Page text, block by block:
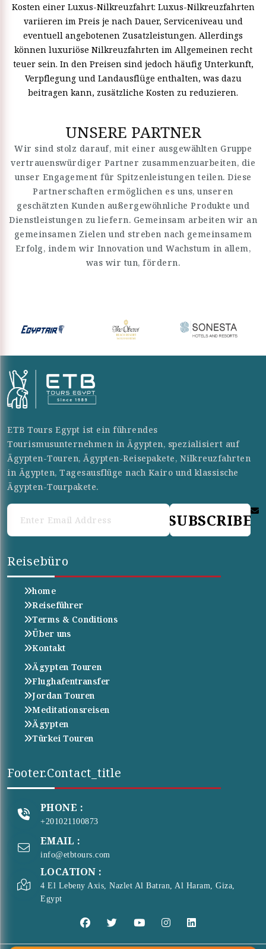
Kosten einer Luxus-Nilkreuzfahrt: Luxus-Nilkreuzfahrten
variieren im Preis je nach Dauer, Serviceniveau und
eventuell angebotenen Zusatzleistungen. Allerdings
können luxuriöse Nilkreuzfahrten im Allgemeinen recht
teuer sein. In den Preisen sind jedoch häufig Unterkunft,
Verpflegung und Landausflüge enthalten, was dazu
beitragen kann, zusätzliche Kosten zu reduzieren.
UNSERE PARTNER
Wir sind stolz darauf, mit einer ausgewählten Gruppe
vertrauenswürdiger Partner zusammenzuarbeiten, die
unser Engagement für Spitzenleistungen teilen. Diese
Partnerschaften ermöglichen es uns, unseren
geschätzten Kunden außergewöhnliche Produkte und
Dienstleistungen zu liefern. Gemeinsam arbeiten wir an
gemeinsamen Zielen und streben nach gemeinsamem
Erfolg, indem wir Innovation und Wachstum in allem,
was wir tun, fördern.
ETB Tours Egypt ist ein führendes
Tourismusunternehmen in Ägypten, spezialisiert auf
Ägypten-Touren, Ägypten-Reisepakete, Nilkreuzfahrten
in Ägypten, Tagesausflüge nach Kairo und klassische
Ägypten-Tourpakete.
SUBSCRIBE
Reisebüro
home
Reiseführer
Terms & Conditions
Über uns
Kontakt
Ägypten Touren
Flughafentransfer
Jordan Touren
Meditationsreisen
Ägypten
Türkei Touren
Footer.contact_title
PHONE :
+201021100873
EMAIL :
info@etbtours.com
LOCATION :
4 El Lebeny Axis, Nazlet Al Batran, Al Haram, Giza,
Egypt